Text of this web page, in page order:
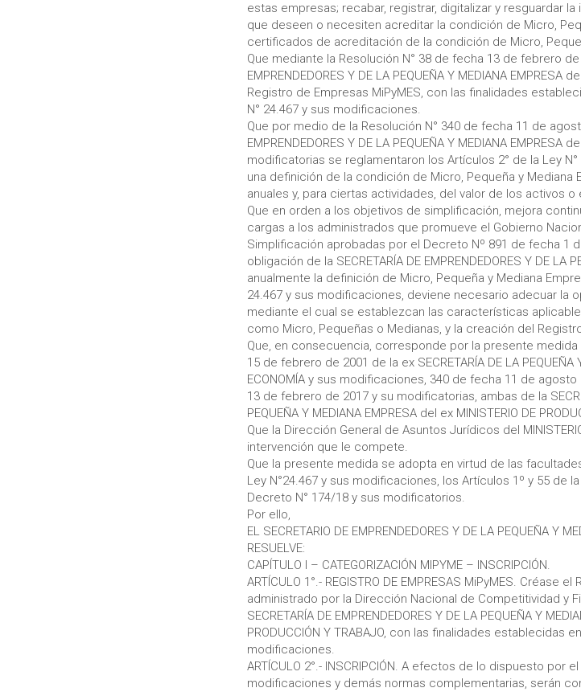
estas empresas; recabar, registrar, digitalizar y resguardar
que deseen o necesiten acreditar la condición de Micro,
certificados de acreditación de la condición de Micro,
Que mediante la Resolución N° 38 de fecha 13 de febrero de
EMPRENDEDORES Y DE LA PEQUEÑA Y MEDIANA EMPRESA
Registro de Empresas MiPyMES, con las finalidades
N° 24.467 y sus modificaciones.
Que por medio de la Resolución N° 340 de fecha 11 de
EMPRENDEDORES Y DE LA PEQUEÑA Y MEDIANA EMPRESA
modificatorias se reglamentaron los Artículos 2° de la Ley N°
una definición de la condición de Micro, Pequeña y
anuales y, para ciertas actividades, del valor de los activos o
Que en orden a los objetivos de simplificación, mejora
cargas a los administrados que promueve el Gobierno
Simplificación aprobadas por el Decreto Nº 891 de fecha 1
obligación de la SECRETARÍA DE EMPRENDEDORES Y DE LA
anualmente la definición de Micro, Pequeña y Mediana
24.467 y sus modificaciones, deviene necesario adecuar la
mediante el cual se establezcan las características
como Micro, Pequeñas o Medianas, y la creación del
Que, en consecuencia, corresponde por la presente
15 de febrero de 2001 de la ex SECRETARÍA DE LA PEQUEÑA
ECONOMÍA y sus modificaciones, 340 de fecha 11 de
13 de febrero de 2017 y su modificatorias, ambas de la
PEQUEÑA Y MEDIANA EMPRESA del ex MINISTERIO DE
Que la Dirección General de Asuntos Jurídicos del
intervención que le compete.
Que la presente medida se adopta en virtud de las
Ley N°24.467 y sus modificaciones, los Artículos 1º y 55 de
Decreto N° 174/18 y sus modificatorios.
Por ello,
EL SECRETARIO DE EMPRENDEDORES Y DE LA PEQUEÑA Y
RESUELVE:
CAPÍTULO I – CATEGORIZACIÓN MIPYME – INSCRIPCIÓN.
ARTÍCULO 1°.- REGISTRO DE EMPRESAS MiPyMES. Créase
administrado por la Dirección Nacional de Competitividad y
SECRETARÍA DE EMPRENDEDORES Y DE LA PEQUEÑA Y
PRODUCCIÓN Y TRABAJO, con las finalidades establecidas
modificaciones.
ARTÍCULO 2°.- INSCRIPCIÓN. A efectos de lo dispuesto por
modificaciones y demás normas complementarias, serán